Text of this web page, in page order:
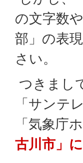
の文字数
部」の表
さい。
つきまし
「サンテ
「気象庁
古川市」